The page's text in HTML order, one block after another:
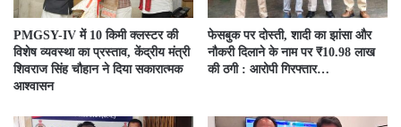
PMGSY-IV में 10 किमी क्लस्टर की
विशेष व्यवस्था का प्रस्ताव, केंद्रीय मंत्री
शिवराज सिंह चौहान ने दिया सकारात्मक
आश्वासन
फेसबुक पर दोस्ती, शादी का झांसा और
नौकरी दिलाने के नाम पर ₹10.98 लाख
की ठगी : आरोपी गिरफ्तार…